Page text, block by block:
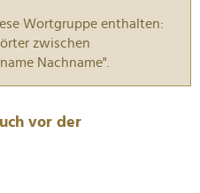
Wortgruppe enthalten:
zwischen
Nachname".
vor der